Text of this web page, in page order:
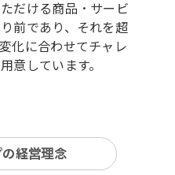
だける商品・サービ
前であり、それを超
化に合わせてチャレ
意しています。
経営理念